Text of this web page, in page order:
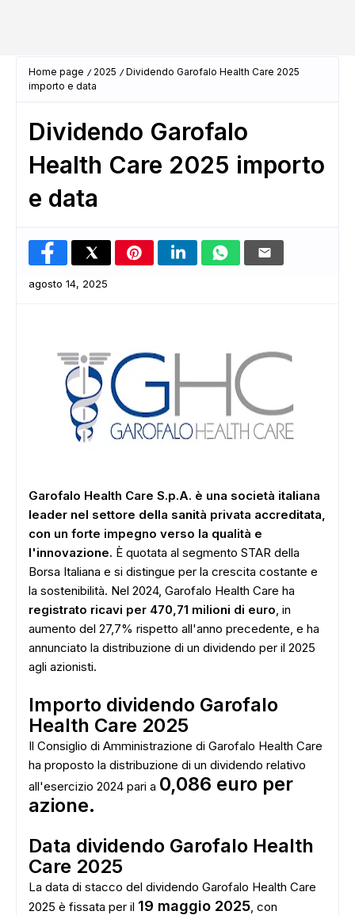
Home page 2025
Dividendo Garofalo Health Care 2025
importo e data
Dividendo Garofalo
Health Care 2025 importo
e data
agosto 14, 2025
Garofalo Health Care S.p.A. è una società italiana
leader nel settore della sanità privata accreditata,
con un forte impegno verso la qualità e
l'innovazione. È quotata al segmento STAR della
Borsa Italiana e si distingue per la crescita costante e
la sostenibilità. Nel 2024, Garofalo Health Care ha
registrato ricavi per 470,71 milioni di euro, in
aumento del 27,7% rispetto all'anno precedente, e ha
annunciato la distribuzione di un dividendo per il 2025
agli azionisti.
Importo dividendo Garofalo
Health Care 2025
Il Consiglio di Amministrazione di Garofalo Health Care
ha proposto la distribuzione di un dividendo relativo
all'esercizio 2024 pari a 0,086 euro per
azione.
Data dividendo Garofalo Health
Care 2025
La data di stacco del dividendo Garofalo Health Care
2025 è fissata per il 19 maggio 2025, con